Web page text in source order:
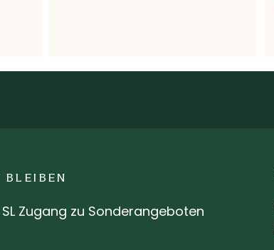
BLEIBEN
Zugang zu Sonderangeboten